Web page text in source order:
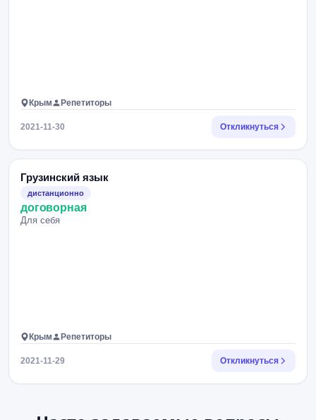
Крым Репетиторы
2021-11-30 Откликнуться
Грузинский язык
дистанционно
договорная
Для себя
Крым Репетиторы
2021-11-29 Откликнуться